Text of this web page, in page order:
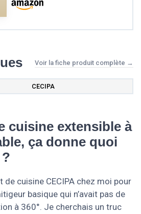
Voir la fiche produit complète →
CECIPA
cuisine extensible à
ça donne quoi
de cuisine CECIPA chez moi pour
basique qui n’avait pas de
à 360°. Je cherchais un truc